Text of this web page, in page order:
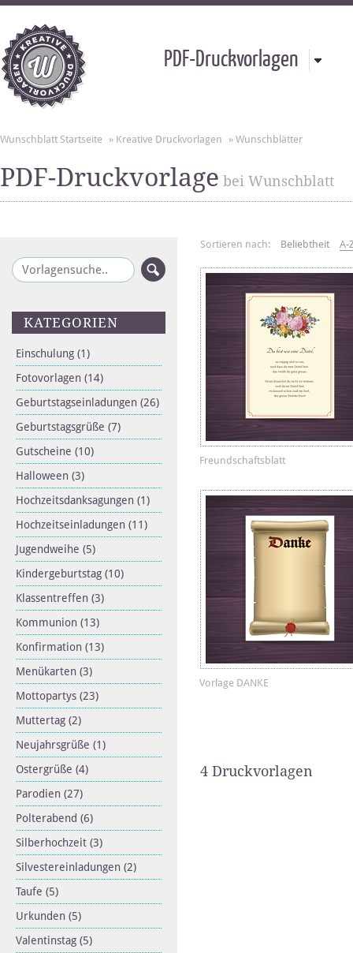
PDF-Druckvorlagen
Wunschblatt Startseite » Kreative Druckvorlagen » Wunschblätter
PDF-Druckvorlage bei Wunschblatt
KATEGORIEN
Einschulung (1)
Fotovorlagen (14)
Geburtstagseinladungen (26)
Geburtstagsgrüße (7)
Gutscheine (10)
Halloween (3)
Hochzeitsdanksagungen (1)
Hochzeitseinladungen (11)
Jugendweihe (5)
Kindergeburtstag (10)
Klassentreffen (3)
Kommunion (13)
Konfirmation (13)
Menükarten (3)
Mottopartys (23)
Muttertag (2)
Neujahrsgrüße (1)
Ostergrüße (4)
Parodien (27)
Polterabend (6)
Silberhochzeit (3)
Silvestereinladungen (2)
Taufe (5)
Urkunden (5)
Valentinstag (5)
Sortieren nach: Beliebtheit A-
Freundschaftsblatt
Vorlage DANKE
4 Druckvorlagen